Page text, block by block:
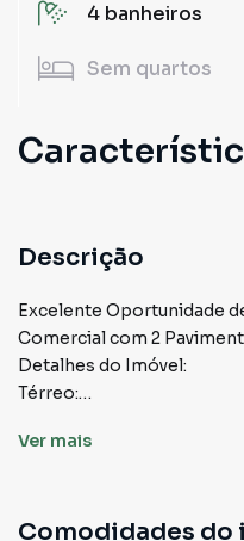
4 banheiros
Sem quartos
Descrição
Excelente Oportunidade
Comercial com 2
Detalhes do Imóvel:
Térreo:
1 salão espaçoso com 2
Parte Superior:
Ver mais
Comodidades do